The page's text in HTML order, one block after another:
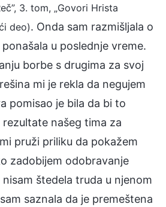
3. tom, „Govori Hrista
deo). Onda sam razmišljala o
u poslednje vreme.
borbe s drugima za svoj
mi je rekla da negujem
pomisao je bila da bi to
našeg tima za
pruži priliku da pokažem
zadobijem odobravanje
štedela truda u njenom
saznala da je premeštena